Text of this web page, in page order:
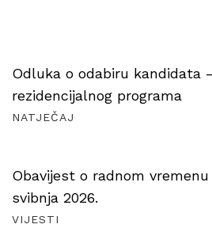
Odluka o odabiru kandidata
rezidencijalnog programa
NATJEČAJ
Obavijest o radnom vremenu
svibnja 2026.
VIJESTI